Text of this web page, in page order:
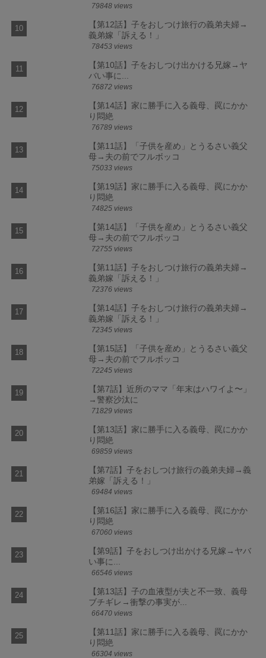
79848 views
【第12話】子をおしつけ旅行の義弟夫婦→
義弟嫁「訴える！」
78453 views
【第10話】子をおしつけ出かける兄嫁→ヤ
バい事に...
76872 views
【第14話】家に勝手に入る義母、罠にかか
り悶絶
76789 views
【第11話】「子供を産め」とうるさい義父
母→夫の前でフルボッコ
75033 views
【第19話】家に勝手に入る義母、罠にかか
り悶絶
74825 views
【第14話】「子供を産め」とうるさい義父
母→夫の前でフルボッコ
72755 views
【第11話】子をおしつけ旅行の義弟夫婦→
義弟嫁「訴える！」
72376 views
【第14話】子をおしつけ旅行の義弟夫婦→
義弟嫁「訴える！」
72345 views
【第15話】「子供を産め」とうるさい義父
母→夫の前でフルボッコ
72245 views
【第7話】近所のママ「年末はハワイよ〜」
→警察沙汰に
71829 views
【第13話】家に勝手に入る義母、罠にかか
り悶絶
69859 views
【第7話】子をおしつけ旅行の義弟夫婦→義
弟嫁「訴える！」
69484 views
【第16話】家に勝手に入る義母、罠にかか
り悶絶
67060 views
【第9話】子をおしつけ出かける兄嫁→ヤバ
い事に...
66546 views
【第13話】子の血液型が夫と不一致、義母
ブチギレ→衝撃の事実が...
66470 views
【第11話】家に勝手に入る義母、罠にかか
り悶絶
66304 views